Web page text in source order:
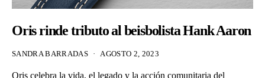
Oris rinde tributo al beisbolista Hank Aaron
SANDRA BARRADAS AGOSTO 2, 2023
Oris celebra la vida, el legado y la acción comunitaria del